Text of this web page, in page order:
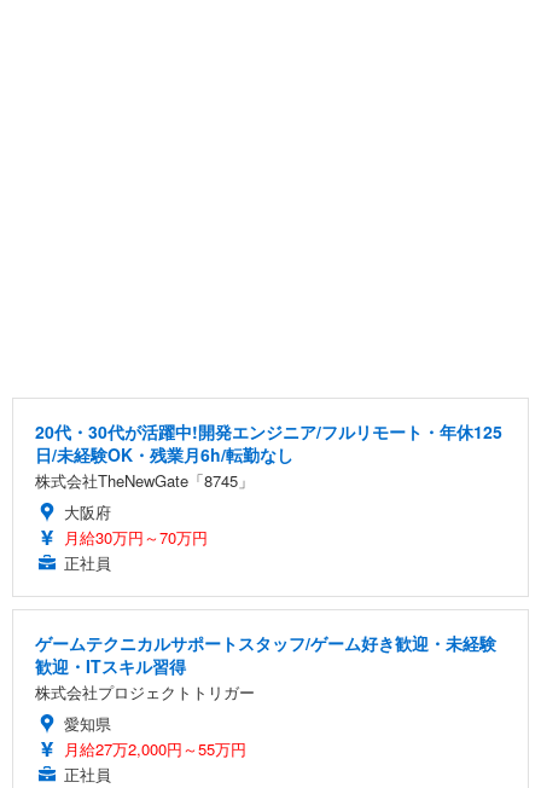
20代・30代が活躍中!開発エンジニア/フルリモート・年休125
日/未経験OK・残業月6h/転勤なし
株式会社TheNewGate「8745」
大阪府
月給30万円～70万円
正社員
ゲームテクニカルサポートスタッフ/ゲーム好き歓迎・未経験
歓迎・ITスキル習得
株式会社プロジェクトトリガー
愛知県
月給27万2,000円～55万円
正社員